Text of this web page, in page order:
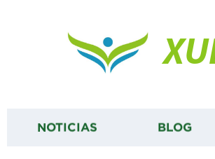
NOTICIAS BLOG